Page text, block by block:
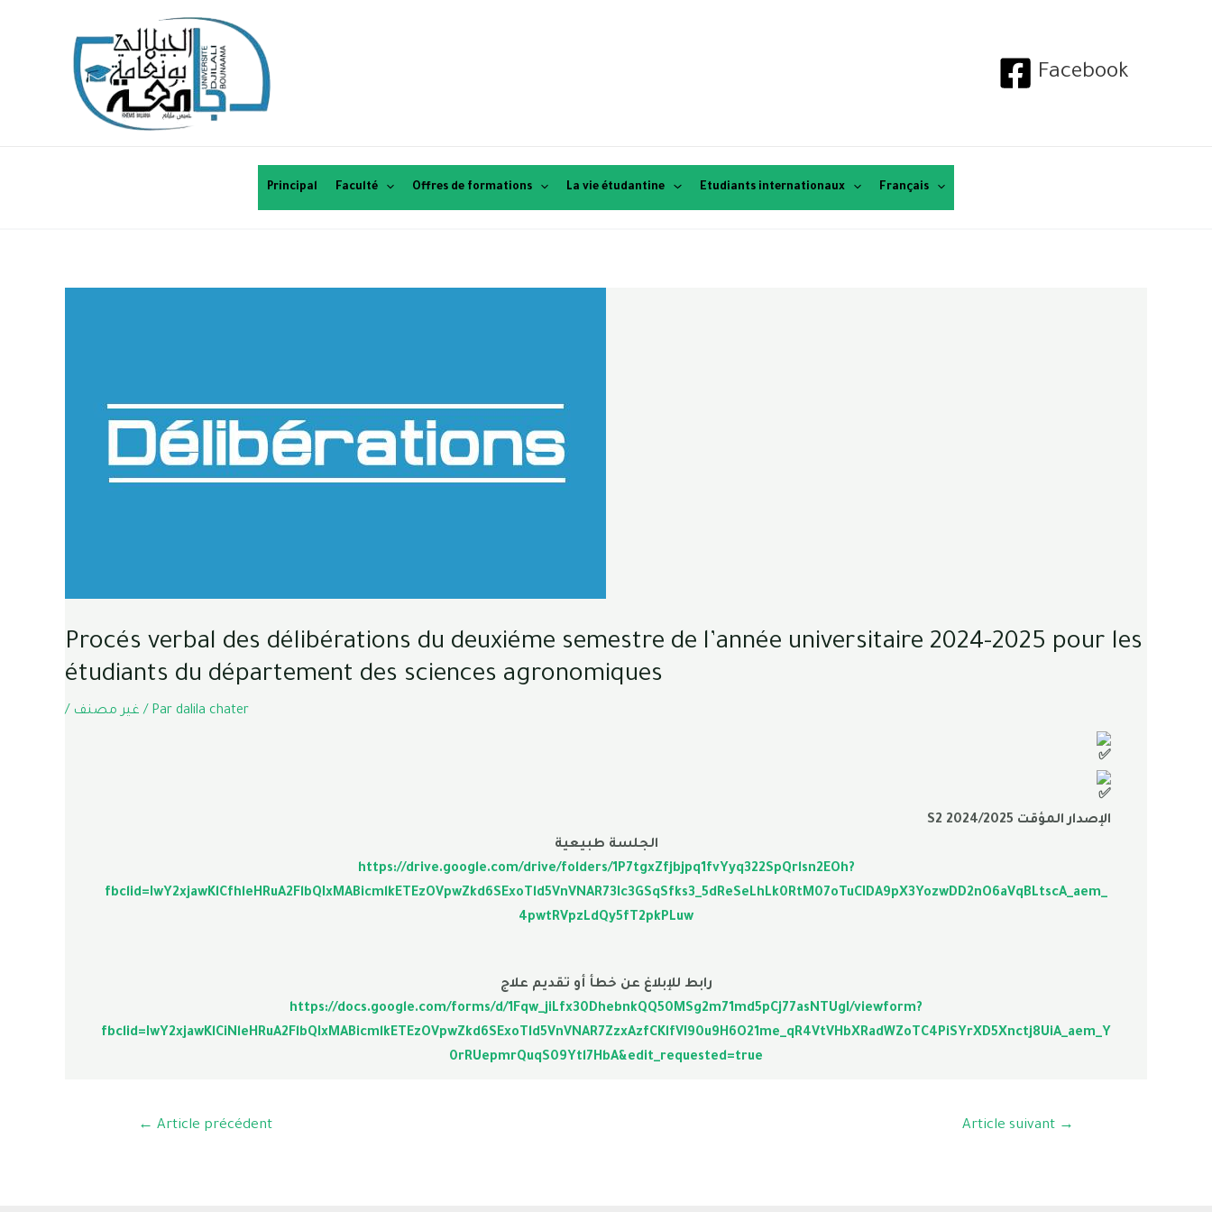
Facebook
Principal Faculté Offres de formations La vie étudantine Etudiants internationaux Français
Procés verbal des délibérations du deuxiéme semestre de l’année universitaire 2024-2025 pour les
étudiants du département des sciences agronomiques
/ غير مصنف / Par dalila chater
الإصدار المؤقت S2 2024/2025
الجلسة طبيعية
https://drive.google.com/drive/folders/1P7tgxZfjbjpq1fvYyq322SpQrlsn2EOh?
fbclid=IwY2xjawKlCfhleHRuA2FlbQIxMABicmlkETEzOVpwZkd6SExoTld5VnVNAR73Ic3GSqSfks3_5dReSeLhLk0RtM07oTuCIDA9pX3YozwDD2nO6aVqBLtscA_aem_
4pwtRVpzLdQy5fT2pkPLuw
رابط للإبلاغ عن خطأ أو تقديم علاج
https://docs.google.com/forms/d/1Fqw_jiLfx30DhebnkQQ50MSg2m71md5pCj77asNTUgI/viewform?
fbclid=IwY2xjawKlCiNleHRuA2FlbQIxMABicmlkETEzOVpwZkd6SExoTld5VnVNAR7ZzxAzfCKlfVI90u9H6O21me_qR4VtVHbXRadWZoTC4PiSYrXD5Xnctj8UiA_aem_Y
0rRUepmrQuqS09Ytl7HbA&edit_requested=true
← Article précédent Article suivant →